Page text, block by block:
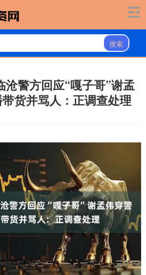
搜索
沧警方回应“嘎子哥”谢孟
货并骂人：正调查处理